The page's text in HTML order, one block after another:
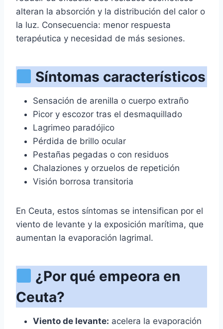
alteran la absorción y la distribución del calor o
la luz. Consecuencia: menor respuesta
terapéutica y necesidad de más sesiones.
Síntomas característicos
Sensación de arenilla o cuerpo extraño
Picor y escozor tras el desmaquillado
Lagrimeo paradójico
Pérdida de brillo ocular
Pestañas pegadas o con residuos
Chalaziones y orzuelos de repetición
Visión borrosa transitoria
En Ceuta, estos síntomas se intensifican por el
viento de levante y la exposición marítima, que
aumentan la evaporación lagrimal.
¿Por qué empeora en
Ceuta?
Viento de levante: acelera la evaporación